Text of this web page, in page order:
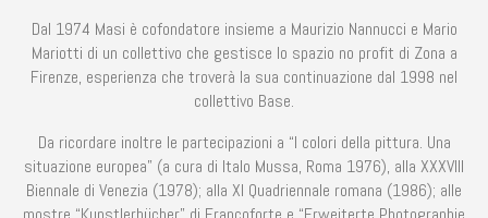
Dal 1974 Masi è cofondatore insieme a Maurizio Nannucci e Mario
Mariotti di un collettivo che gestisce lo spazio no profit di Zona a
Firenze, esperienza che troverà la sua continuazione dal 1998 nel
collettivo Base.
Da ricordare inoltre le partecipazioni a “I colori della pittura. Una
situazione europea” (a cura di Italo Mussa, Roma 1976), alla XXXVIII
Biennale di Venezia (1978); alla XI Quadriennale romana (1986); alle